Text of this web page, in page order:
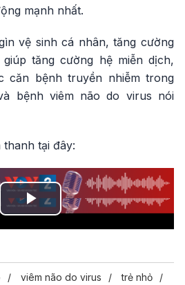
mạnh nhất.
vệ sinh cá nhân, tăng cường
tăng cường hệ miễn dịch,
căn bệnh truyền nhiễm trong
bệnh viêm não do virus nói
tại đây:
Play
viêm não do virus
trẻ nhỏ